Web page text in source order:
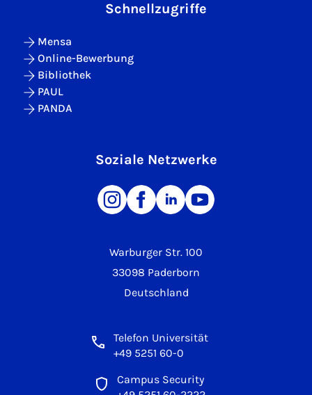
Warburger Str. 100
33098 Paderborn
Deutschland
Telefon Universität
+49 5251 60-0
Campus Security
Schnellzugriffe
Mensa
Online-Bewerbung
Bibliothek
PAUL
PANDA
Soziale Netzwerke